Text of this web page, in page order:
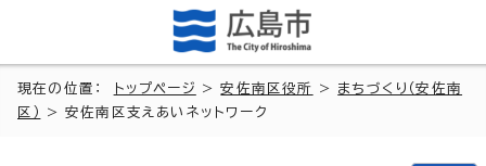
現在の位置： トップページ >安佐南区役所 > まちづくり（安佐南
区）
> 安佐南区支えあいネットワーク